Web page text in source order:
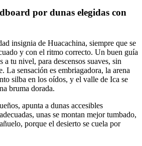
por dunas elegidas con
insignia de Huacachina, siempre que se
y con el ritmo correcto. Un buen guía
a tu nivel, para descensos suaves, sin
La sensación es embriagadora, la arena
silba en los oídos, y el valle de Ica se
bruma dorada.
apunta a dunas accesibles
unas se montan mejor tumbado,
porque el desierto se cuela por